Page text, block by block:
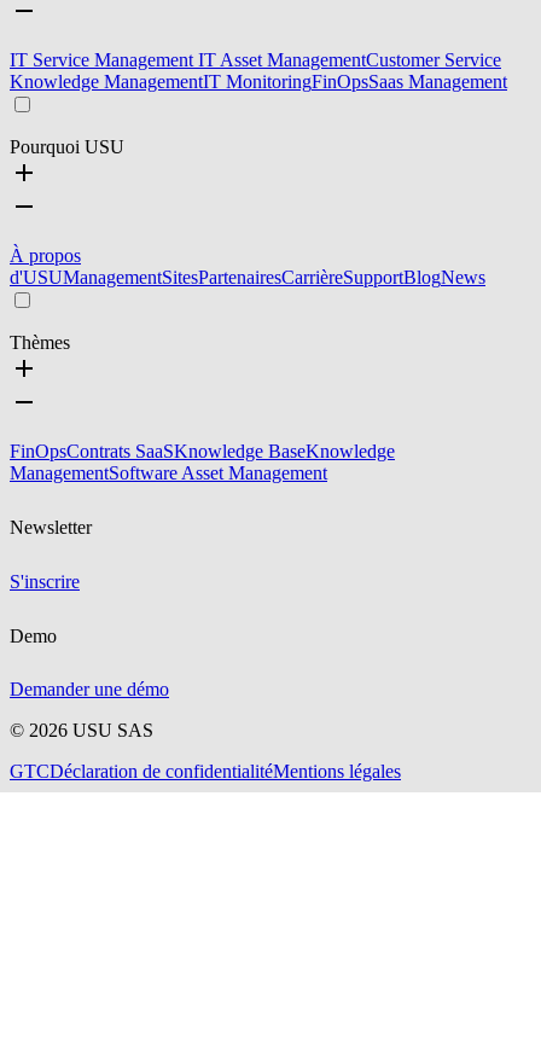
IT Service Management IT Asset ManagementCustomer Service
Knowledge ManagementIT MonitoringFinOpsSaas Management
Pourquoi USU
À propos
d'USUManagementSitesPartenairesCarrièreSupportBlogNews
Thèmes
FinOpsContrats SaaSKnowledge BaseKnowledge
ManagementSoftware Asset Management
Newsletter
S'inscrire
Demo
Demander une démo
© 2026 USU SAS
GTCDéclaration de confidentialitéMentions légales